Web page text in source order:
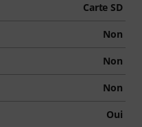
Carte SD
Non
Non
Non
Oui